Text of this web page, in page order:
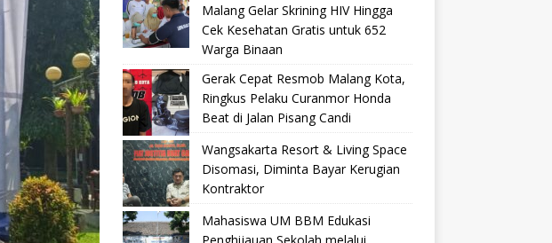
Malang Gelar Skrining HIV Hingga
Cek Kesehatan Gratis untuk 652
Warga Binaan
Gerak Cepat Resmob Malang Kota,
Ringkus Pelaku Curanmor Honda
Beat di Jalan Pisang Candi
Wangsakarta Resort & Living Space
Disomasi, Diminta Bayar Kerugian
Kontraktor
Mahasiswa UM BBM Edukasi